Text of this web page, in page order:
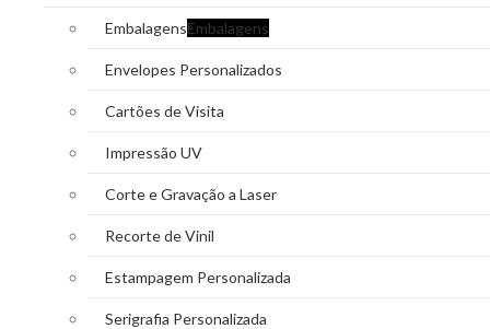
EmbalagensEmbalagens
Envelopes Personalizados
Cartões de Visita
Impressão UV
Corte e Gravação a Laser
Recorte de Vinil
Estampagem Personalizada
Serigrafia Personalizada